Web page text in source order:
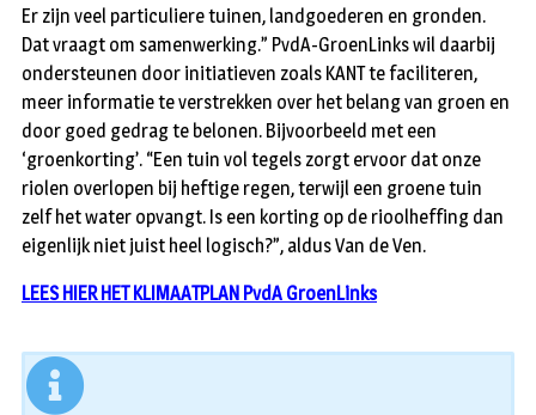
Er zijn veel particuliere tuinen, landgoederen en gronden.
Dat vraagt om samenwerking.” PvdA-GroenLinks wil daarbij
ondersteunen door initiatieven zoals KANT te faciliteren,
meer informatie te verstrekken over het belang van groen en
door goed gedrag te belonen. Bijvoorbeeld met een
‘groenkorting’. “Een tuin vol tegels zorgt ervoor dat onze
riolen overlopen bij heftige regen, terwijl een groene tuin
zelf het water opvangt. Is een korting op de rioolheffing dan
eigenlijk niet juist heel logisch?”, aldus Van de Ven.
LEES HIER HET KLIMAATPLAN PvdA GroenLinks